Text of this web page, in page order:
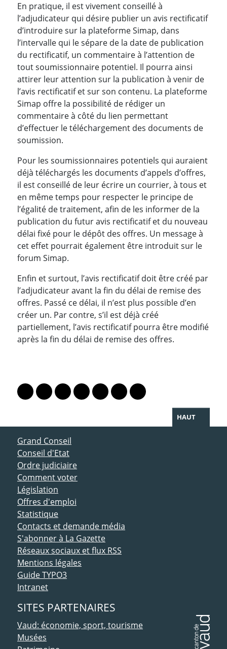
En pratique, il est vivement conseillé à
l’adjudicateur qui désire publier un avis rectificatif
d’introduire sur la plateforme Simap, dans
l’intervalle qui le sépare de la date de publication
du rectificatif, un commentaire à l’attention de
tout soumissionnaire potentiel. Il pourra ainsi
attirer leur attention sur la publication à venir de
l’avis rectificatif et sur son contenu. La plateforme
Simap offre la possibilité de rédiger un
commentaire à côté du lien permettant
d’effectuer le téléchargement des documents de
soumission.
Pour les soumissionnaires potentiels qui auraient
déjà téléchargés les documents d’appels d’offres,
il est conseillé de leur écrire un courrier, à tous et
en même temps pour respecter le principe de
l’égalité de traitement, afin de les informer de la
publication du futur avis rectificatif et du nouveau
délai fixé pour le dépôt des offres. Un message à
cet effet pourrait également être introduit sur le
forum Simap.
Enfin et surtout, l’avis rectificatif doit être créé par
l’adjudicateur avant la fin du délai de remise des
offres. Passé ce délai, il n’est plus possible d’en
créer un. Par contre, s’il est déjà créé
partiellement, l’avis rectificatif pourra être modifié
après la fin du délai de remise des offres.
Lien vers le profil Mastodon
Lien vers le profil Bluesky
Lien vers le profil Instagram
Lien vers le profil Linkedin
Lien vers le profil Facebook
Lien vers le profil Twitter
Partager par WhatsApp
HAUT
ACCÈS DIRECT
Grand Conseil
Conseil d'Etat
Ordre judiciaire
Comment voter
Législation
Offres d'emploi
Statistique
Contacts et demande média
S'abonner à La Gazette
Réseaux sociaux et flux RSS
Mentions légales
Guide TYPO3
Intranet
SITES PARTENAIRES
Vaud: économie, sport, tourisme
Musées